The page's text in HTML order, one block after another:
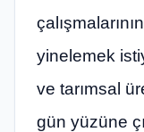
yinelemek
ve tarımsal
gün yüzüne